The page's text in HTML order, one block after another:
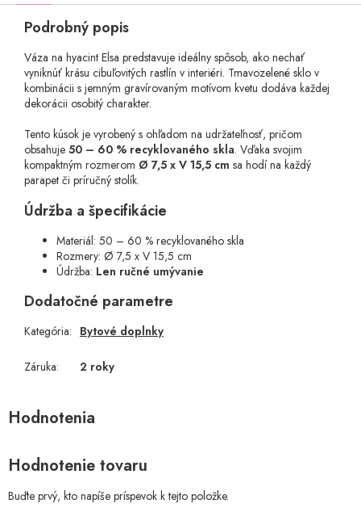
Podrobný popis
Váza na hyacint Elsa predstavuje ideálny spôsob, ako nechať
vyniknúť krásu cibuľovitých rastlín v interiéri. Tmavozelené sklo v
kombinácii s jemným gravírovaným motívom kvetu dodáva každej
dekorácii osobitý charakter.
Tento kúsok je vyrobený s ohľadom na udržateľnosť, pričom
obsahuje 50 – 60 % recyklovaného skla. Vďaka svojim
kompaktným rozmerom Ø 7,5 x V 15,5 cm sa hodí na každý
parapet či príručný stolík.
Údržba a špecifikácie
Materiál: 50 – 60 % recyklovaného skla
Rozmery: Ø 7,5 x V 15,5 cm
Údržba: Len ručné umývanie
Dodatočné parametre
Kategória: Bytové doplnky
Záruka: 2 roky
Hodnotenie tovaru
Buďte prvý, kto napíše príspevok k tejto položke.